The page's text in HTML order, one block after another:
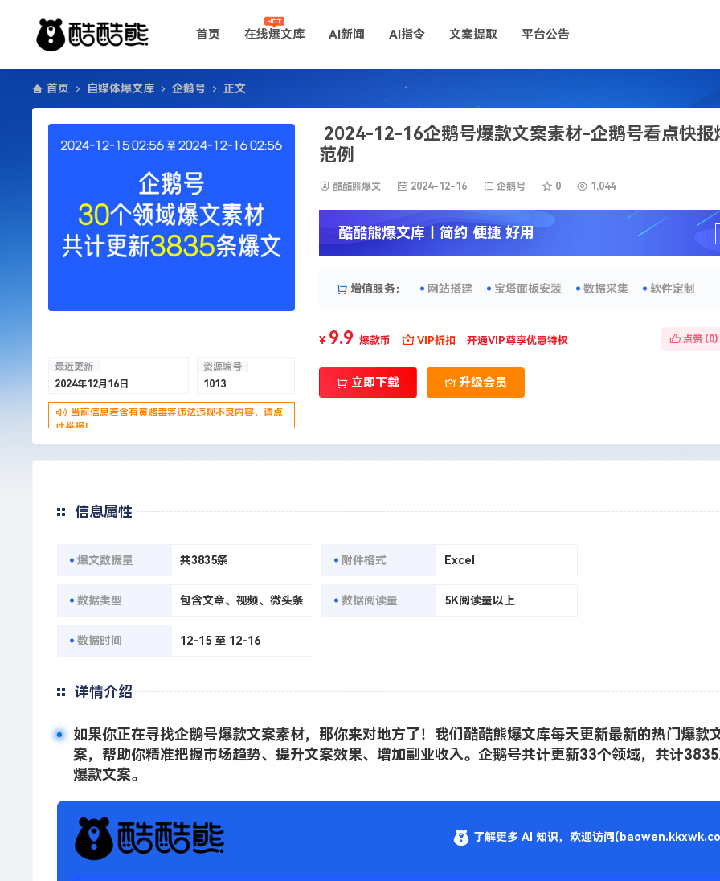
首页 在线爆文库 AI新闻 AI指令 文案提取 平台公告
首页 自媒体爆文库 企鹅号 正文
最近更新
2024年12月16日
资源编号
1013
当前信息若含有黄赌毒等违法违规不良内容，请点
此举报！
2024-12-16企鹅号爆款文案素材-企鹅号看点快报
范例
酷酷熊爆文 2024-12-16 企鹅号 0 1,044
酷酷熊爆文库 丨简约 便捷 好用
增值服务： 网站搭建 宝塔面板安装 数据采集 软件定制
¥ 9.9 爆款币 VIP折扣 开通VIP尊享优惠特权 点赞 (0)
立即下载 升级会员
信息属性
爆文数据量 共3835条 附件格式 Excel
数据类型 包含文章、视频、微头条 数据阅读量 5K阅读量以上
数据时间 12-15 至 12-16
详情介绍
如果你正在寻找企鹅号爆款文案素材，那你来对地方了！我们酷酷熊爆文库每天更新最新的热门爆款
案，帮助你精准把握市场趋势、提升文案效果、增加副业收入。企鹅号共计更新33个领域，共计
爆款文案。
了解更多 AI 知识，欢迎访问